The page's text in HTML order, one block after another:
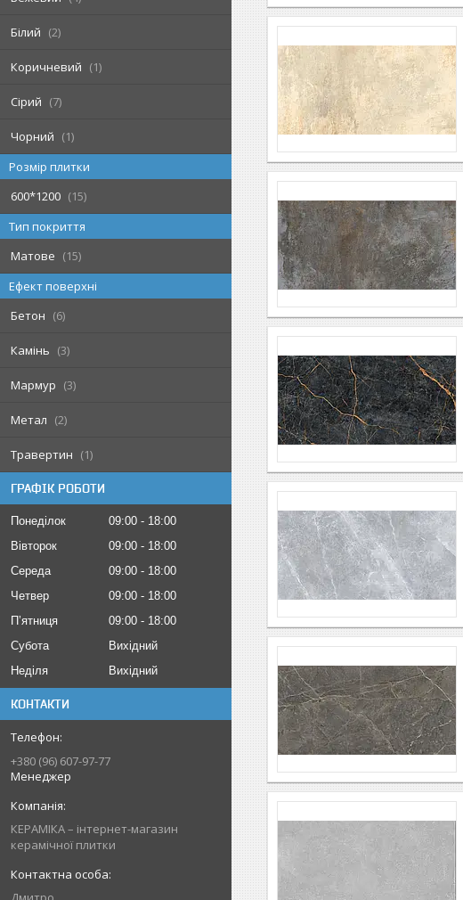
Білий 2
Коричневий 1
Сірий 7
Чорний
1
Розмір плитки
600*1200
15
Тип покриття
Матове
15
Ефект поверхні
Бетон
6
Камінь 3
Мармур 3
Метал 2
Травертин 1
ГРАФІК РОБОТИ
Понеділок 09:00
18:00
Вівторок
09:00
18:00
Середа
09:00
18:00
Четвер
09:00
18:00
Пʼятниця
09:00
18:00
Субота
Вихідний
Неділя
Вихідний
КОНТАКТИ
+380 (96) 607-97-77
Менеджер
КЕРАМІКА – інтернет-магазин
керамічної плитки